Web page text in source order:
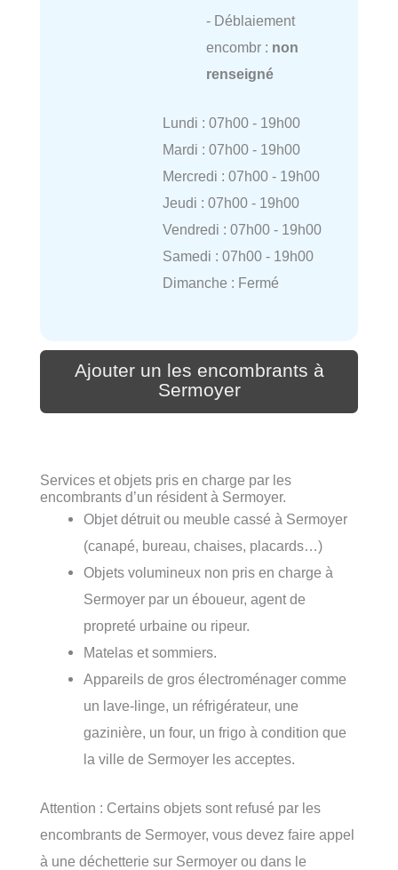
- Déblaiement
encombr : non
renseigné
Lundi : 07h00 - 19h00
Mardi : 07h00 - 19h00
Mercredi : 07h00 - 19h00
Jeudi : 07h00 - 19h00
Vendredi : 07h00 - 19h00
Samedi : 07h00 - 19h00
Dimanche : Fermé
Ajouter un les encombrants à
Sermoyer
Services et objets pris en charge par les
encombrants d’un résident à Sermoyer.
Objet détruit ou meuble cassé à Sermoyer
(canapé, bureau, chaises, placards…)
Objets volumineux non pris en charge à
Sermoyer par un éboueur, agent de
propreté urbaine ou ripeur.
Matelas et sommiers.
Appareils de gros électroménager comme
un lave-linge, un réfrigérateur, une
gazinière, un four, un frigo à condition que
la ville de Sermoyer les acceptes.
Attention : Certains objets sont refusé par les
encombrants de Sermoyer, vous devez faire appel
à une déchetterie sur Sermoyer ou dans le